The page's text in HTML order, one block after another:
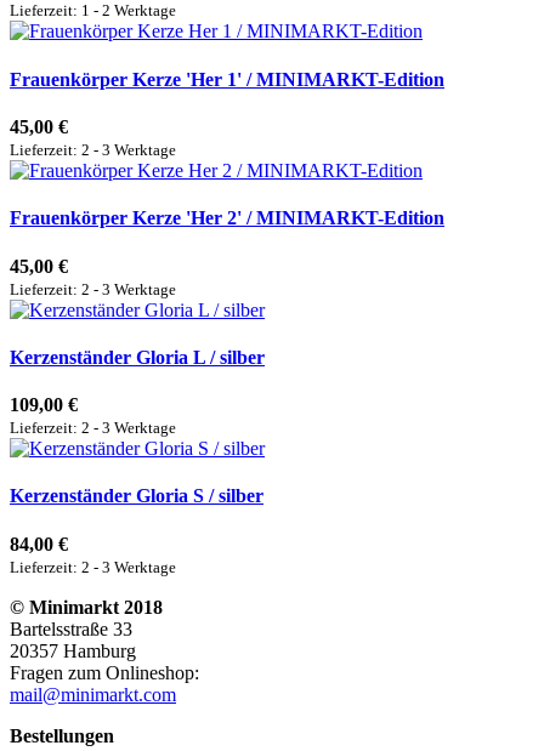
Lieferzeit: 1 - 2 Werktage
Frauenkörper Kerze 'Her 1' / MINIMARKT-Edition
45,00 €
Lieferzeit: 2 - 3 Werktage
Frauenkörper Kerze 'Her 2' / MINIMARKT-Edition
45,00 €
Lieferzeit: 2 - 3 Werktage
Kerzenständer Gloria L / silber
109,00 €
Lieferzeit: 2 - 3 Werktage
Kerzenständer Gloria S / silber
84,00 €
Lieferzeit: 2 - 3 Werktage
© Minimarkt 2018
Bartelsstraße 33
20357 Hamburg
Fragen zum Onlineshop:
mail@minimarkt.com
Bestellungen